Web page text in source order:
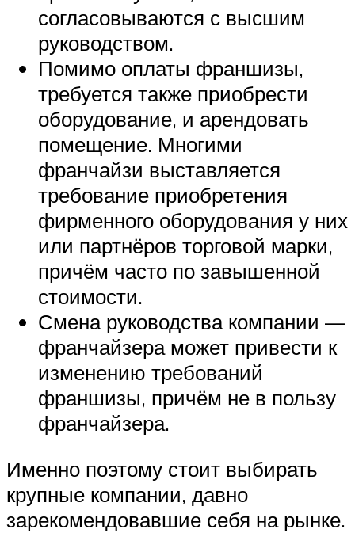
согласовываются с высшим
руководством.
Помимо оплаты франшизы,
требуется также приобрести
оборудование, и арендовать
помещение. Многими
франчайзи выставляется
требование приобретения
фирменного оборудования у них
или партнёров торговой марки,
причём часто по завышенной
стоимости.
Смена руководства компании —
франчайзера может привести к
изменению требований
франшизы, причём не в пользу
франчайзера.
Именно поэтому стоит выбирать
крупные компании, давно
зарекомендовавшие себя на рынке.